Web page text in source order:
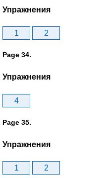
Упражнения
1 2
Page 34.
Упражнения
4
Page 35.
Упражнения
1 2